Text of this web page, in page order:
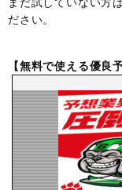
まだ試していない方
ださい。
【無料で使える優良